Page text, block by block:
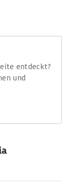
entdeckt?
und